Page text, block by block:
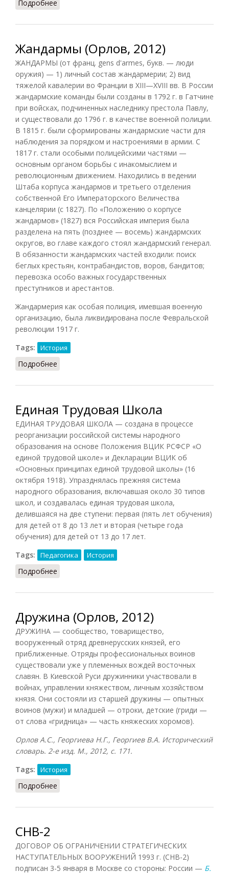
Подробнее
Жандармы (Орлов, 2012)
ЖАНДАРМЫ (от франц. gens d'armes, букв. — люди
оружия) — 1) личный состав жандармерии; 2) вид
тяжелой кавалерии во Франции в XIII—XVIII вв. В России
жандармские команды были созданы в 1792 г. в Гатчине
при войсках, подчиненных наследнику престола Павлу,
и существовали до 1796 г. в качестве военной полиции.
В 1815 г. были сформированы жандармские части для
наблюдения за порядком и настроениями в армии. С
1817 г. стали особыми полицейскими частями —
основным органом борьбы с инакомыслием и
революционным движением. Находились в ведении
Штаба корпуса жандармов и третьего отделения
собственной Его Императорского Величества
канцелярии (с 1827). По «Положению о корпусе
жандармов» (1827) вся Российская империя была
разделена на пять (позднее — восемь) жандармских
округов, во главе каждого стоял жандармский генерал.
В обязанности жандармских частей входили: поиск
беглых крестьян, контрабандистов, воров, бандитов;
перевозка особо важных государственных
преступников и арестантов.
Жандармерия как особая полиция, имевшая военную
организацию, была ликвидирована после Февральской
революции 1917 г.
Tags:
История
Подробнее
Единая Трудовая Школа
ЕДИНАЯ ТРУДОВАЯ ШКОЛА — создана в процессе
реорганизации российской системы народного
образования на основе Положения ВЦИК РСФСР «О
единой трудовой школе» и Декларации ВЦИК об
«Основных принципах единой трудовой школы» (16
октября 1918). Упразднялась прежняя система
народного образования, включавшая около 30 типов
школ, и создавалась единая трудовая школа,
делившаяся на две ступени: первая (пять лет обучения)
для детей от 8 до 13 лет и вторая (четыре года
обучения) для детей от 13 до 17 лет.
Tags:
Педагогика История
Подробнее
Дружина (Орлов, 2012)
ДРУЖИНА — сообщество, товарищество,
вооруженный отряд древнерусских князей, его
приближенные. Отряды профессиональных воинов
существовали уже у племенных вождей восточных
славян. В Киевской Руси дружинники участвовали в
войнах, управлении княжеством, личным хозяйством
князя. Они состояли из старшей дружины — опытных
воинов (мужи) и младшей — отроки, детские (гриди —
от слова «гридница» — часть княжеских хоромов).
Орлов А.С., Георгиева Н.Г., Георгиев В.А. Исторический
словарь. 2-е изд. М., 2012, с. 171.
Tags:
История
Подробнее
СНВ-2
ДОГОВОР ОБ ОГРАНИЧЕНИИ СТРАТЕГИЧЕСКИХ
НАСТУПАТЕЛЬНЫХ ВООРУЖЕНИЙ 1993 г. (СНВ-2)
подписан 3-5 января в Москве со стороны: России — Б.